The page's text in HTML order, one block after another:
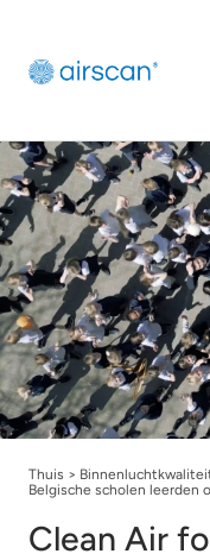
Thuis >
Belgische scholen leerden
Clean Air